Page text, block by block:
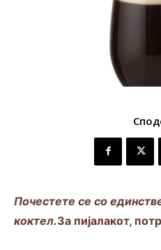
Почестете се со
коктел.За пијалакот,